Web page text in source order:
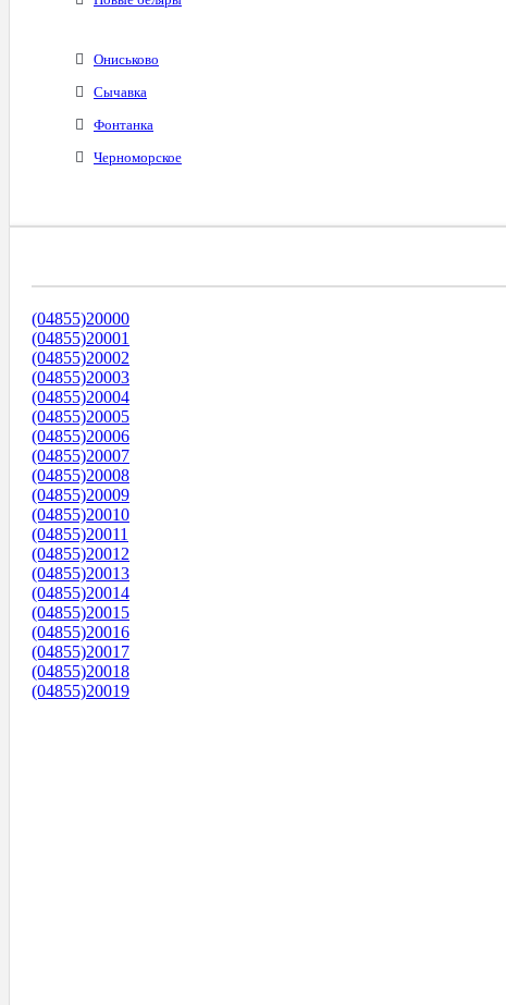
Ониськово
Сычавка
Фонтанка
Черноморское
(04855)20000
(04855)20001
(04855)20002
(04855)20003
(04855)20004
(04855)20005
(04855)20006
(04855)20007
(04855)20008
(04855)20009
(04855)20010
(04855)20011
(04855)20012
(04855)20013
(04855)20014
(04855)20015
(04855)20016
(04855)20017
(04855)20018
(04855)20019